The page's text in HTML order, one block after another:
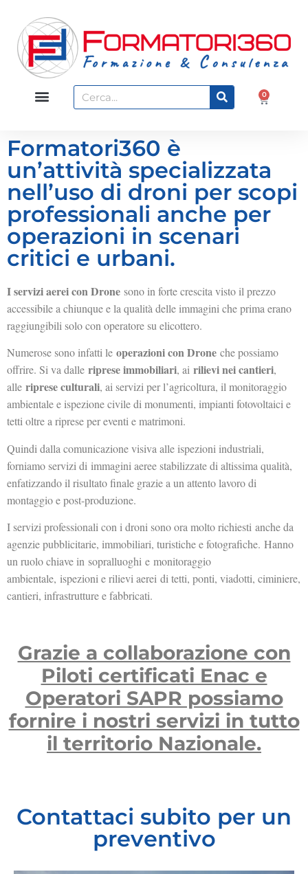
0
Formatori360 è
un’attività specializzata
nell’uso di droni per scopi
professionali anche per
operazioni in scenari
critici e urbani.
I servizi aerei con Drone sono in forte crescita visto il prezzo
accessibile a chiunque e la qualità delle immagini che prima erano
raggiungibili solo con operatore su elicottero.
Numerose sono infatti le operazioni con Drone che possiamo
offrire. Si va dalle riprese immobiliari, ai rilievi nei cantieri,
alle riprese culturali, ai servizi per l’agricoltura, il monitoraggio
ambientale e ispezione civile di monumenti, impianti fotovoltaici e
tetti oltre a riprese per eventi e matrimoni.
Quindi dalla comunicazione visiva alle ispezioni industriali,
forniamo servizi di immagini aeree stabilizzate di altissima qualità,
enfatizzando il risultato finale grazie a un attento lavoro di
montaggio e post-produzione.
I servizi professionali con i droni sono ora molto richiesti anche da
agenzie pubblicitarie, immobiliari, turistiche e fotografiche. Hanno
un ruolo chiave in sopralluoghi e monitoraggio
ambientale, ispezioni e rilievi aerei di tetti, ponti, viadotti, ciminiere,
cantieri, infrastrutture e fabbricati.
Grazie a collaborazione con
Piloti certificati Enac e
Operatori SAPR possiamo
fornire i nostri servizi in tutto
il territorio Nazionale.
Contattaci subito per un
preventivo